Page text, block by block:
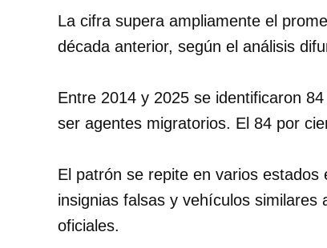
La cifra supera ampliamente el
década anterior, según el análisis
Entre 2014 y 2025 se identificaron
ser agentes migratorios. El 84 por
El patrón se repite en varios
insignias falsas y vehículos
oficiales.